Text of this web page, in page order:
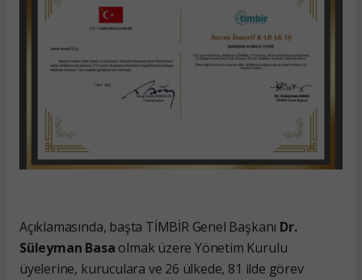
Açıklamasında, başta TİMBİR Genel Başkanı Dr.
Süleyman Basa olmak üzere Yönetim Kurulu
üyelerine, kuruculara ve 26 ülkede, 81 ilde görev